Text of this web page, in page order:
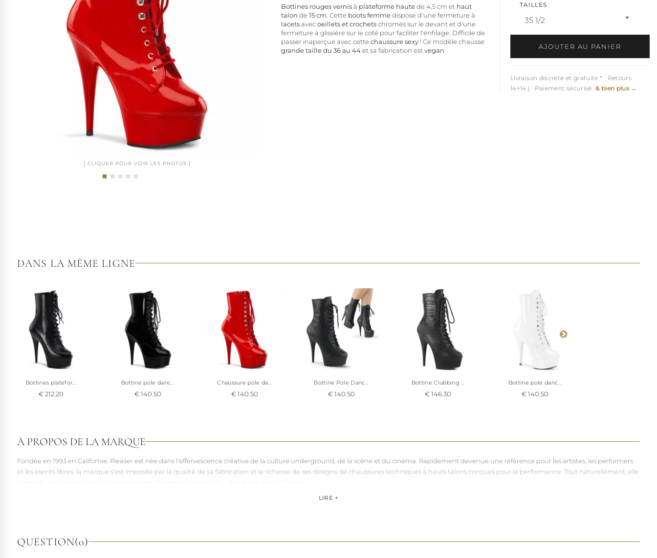
Bottines rouges vernisà plateforme hautede 4,5 cm et haut
talon de 15 cm . Cette boots femmedispose d'une fermeture à
lacetsavecoeillets et crochetschromés sur le devant et d'une
fermeture à glissière sur le coté pour faciliter l'enfilage. Difficile de
passer inaperçue avec cette chaussure sexy ! Ce modèle chausse
grande taille du 36 au 44et sa fabrication estvegan
TAILLES
35 1/2
AJOUTER AU PANIER
Livraison discrète et gratuite * · Retours
14+14 j · Paiement sécurisé & bien plus →
DANS LA MÊME LIGNE
Bottines platefor...
€ 212.20
Bottine pole danc...
€ 140.50
Chaussure pole da...
€ 140.50
Bottine Pole Danc...
€ 140.50
Bottine Clubbing ...
€ 146.30
Bottine pole danc...
€ 140.50
À PROPOS DE LA MARQUE
Fondée en 1993 en Californie, Pleaser est née dans l'effervescence créative de la culture underground, de la scène et du cinéma. Rapidement devenue une référence pour les artistes, les performers
et les esprits libres, la marque s'est imposée par la qualité de sa fabrication et la richesse de ses designs de chaussures techniques à hauts talons conçues pour la performance. Tout naturellement, elle
a étendu son savoir-faire à d'autres univers. Pleaser est aujourd'hui distribuée dans 110 pays.
À l'écart du courant mainstream des grandes franchises de la mode, Pleaser propose des collections ultra féminines et des univers divers et riches, souvent disponibles dans une large gamme de
LIRE +
QUESTION(0)